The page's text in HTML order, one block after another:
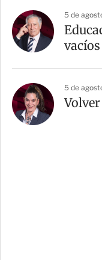
5 de
vacíos
5 de